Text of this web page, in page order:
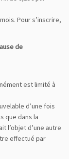
Pour s’inscrire,
de
est limité à
d’une fois
que dans la
l’objet d’une autre
effectué par